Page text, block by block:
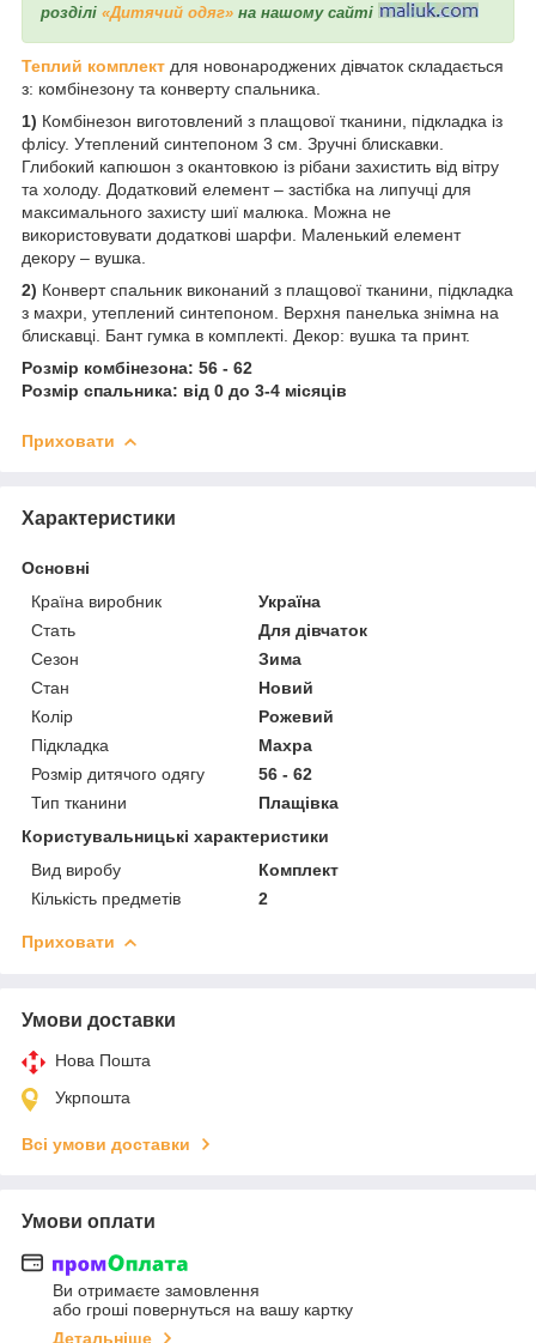
розділі «Дитячий одяг» на нашому сайті
Теплий комплект для новонароджених дівчаток складається
з: комбінезону та конверту спальника.
1) Комбінезон виготовлений з плащової тканини, підкладка із
флісу. Утеплений синтепоном 3 см. Зручні блискавки.
Глибокий капюшон з окантовкою із рібани захистить від вітру
та холоду. Додатковий елемент – застібка на липучці для
максимального захисту шиї малюка. Можна не
використовувати додаткові шарфи. Маленький елемент
декору – вушка.
2) Конверт спальник виконаний з плащової тканини, підкладка
з махри, утеплений синтепоном. Верхня панелька знімна на
блискавці. Бант гумка в комплекті. Декор: вушка та принт.
Розмір комбінезона: 56 - 62
Розмір спальника: від 0 до 3-4 місяців
Приховати
Характеристики
Основні
Країна виробник
Україна
Стать
Для дівчаток
Сезон
Зима
Стан
Новий
Колір
Рожевий
Підкладка
Махра
Розмір дитячого одягу
56 - 62
Тип тканини
Плащівка
Користувальницькі характеристики
Вид виробу
Комплект
Кількість предметів
2
Приховати
Умови доставки
Нова Пошта
Укрпошта
Всі умови доставки
Умови оплати
Ви отримаєте замовлення
або гроші повернуться на вашу картку
Детальніше